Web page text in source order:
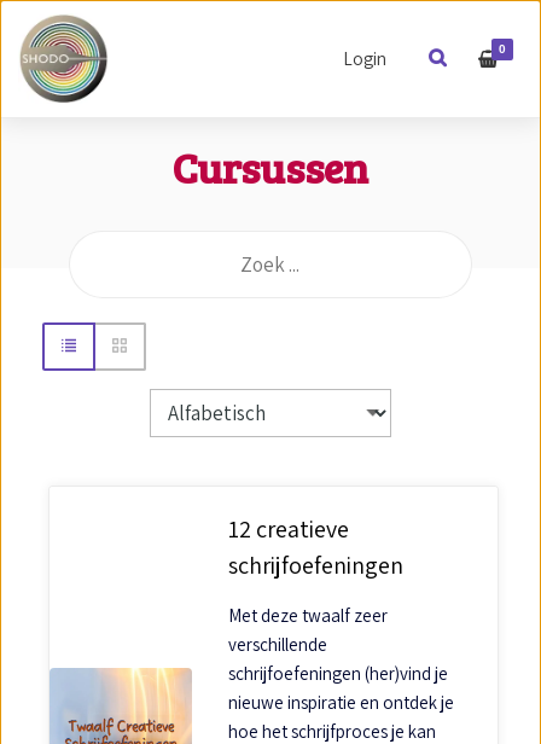
Login 0
Cursussen
12 creatieve
schrijfoefeningen
Met deze twaalf zeer
verschillende
schrijfoefeningen (her)vind je
nieuwe inspiratie en ontdek je
hoe het schrijfproces je kan